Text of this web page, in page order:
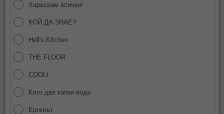
Харесвам всички!
КОЙ ДА ЗНАЕ?
Hell's Kitchen
THE FLOOR
COOLt
Като две капки вода
Ергенът